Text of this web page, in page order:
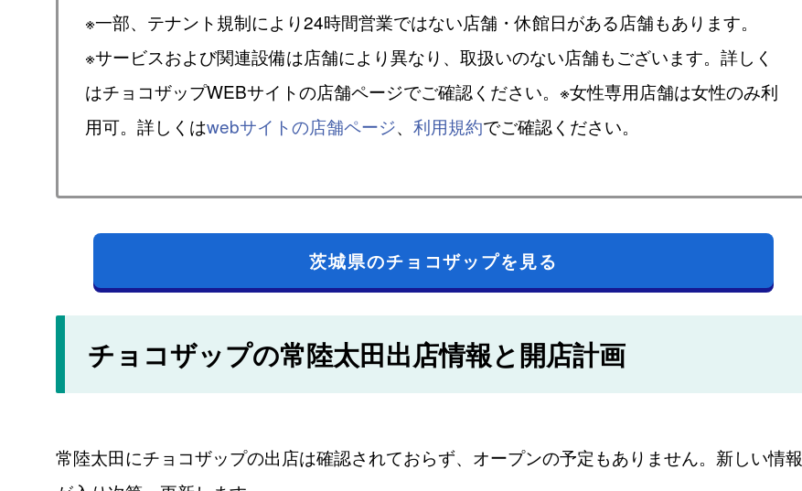
※一部、テナント規制により24時間営業ではない店舗・休館日がある店舗もあります。
※サービスおよび関連設備は店舗により異なり、取扱いのない店舗もございます。詳しく
はチョコザップWEBサイトの店舗ページでご確認ください。※女性専用店舗は女性のみ利
用可。詳しくはwebサイトの店舗ページ、 利用規約でご確認ください。
茨城県のチョコザップを見る
チョコザップの常陸太田出店情報と開店計画
常陸太田にチョコザップの出店は確認されておらず、オープンの予定もありません。新しい情報